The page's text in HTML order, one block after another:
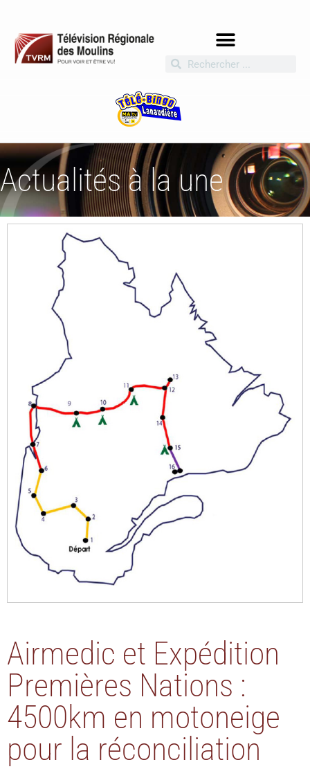
Actualités à la une
Airmedic et Expédition
Premières Nations :
4500km en motoneige
pour la réconciliation